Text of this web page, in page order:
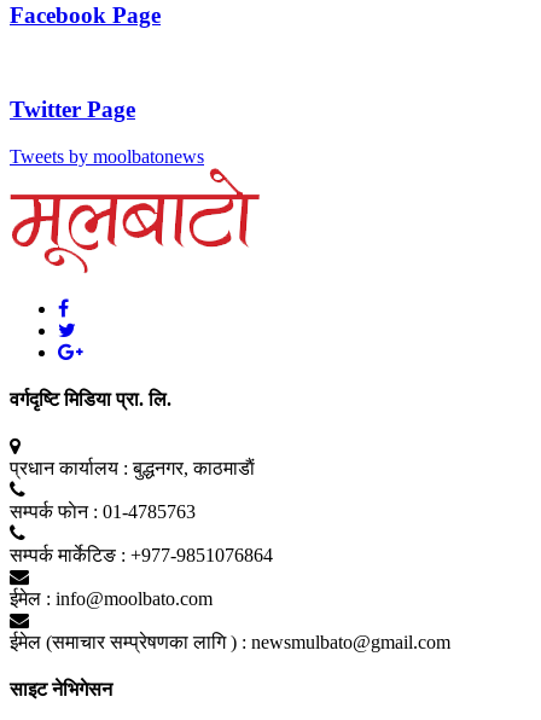
Facebook Page
Twitter Page
Tweets by moolbatonews
वर्गदृष्टि मिडिया प्रा. लि.
प्रधान कार्यालय : बुद्धनगर, काठमाडाैं
सम्पर्क फाेन : 01-4785763
सम्पर्क मार्केटिङ : +977-9851076864
ईमेल : info@moolbato.com
ईमेल (समाचार सम्प्रेषणका लागि ) : newsmulbato@gmail.com
साइट नेभिगेसन